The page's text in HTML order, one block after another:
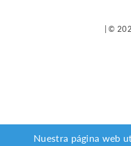
| ©
Nuestra página web